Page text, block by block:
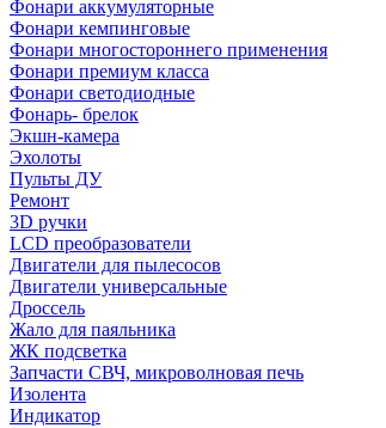
Фонари аккумуляторные
Фонари кемпинговые
Фонари многостороннего применения
Фонари премиум класса
Фонари светодиодные
Фонарь- брелок
Экшн-камера
Эхолоты
Пульты ДУ
Ремонт
3D ручки
LCD преобразователи
Двигатели для пылесосов
Двигатели универсальные
Дроссель
Жало для паяльника
ЖК подсветка
Запчасти СВЧ, микроволновая печь
Изолента
Индикатор